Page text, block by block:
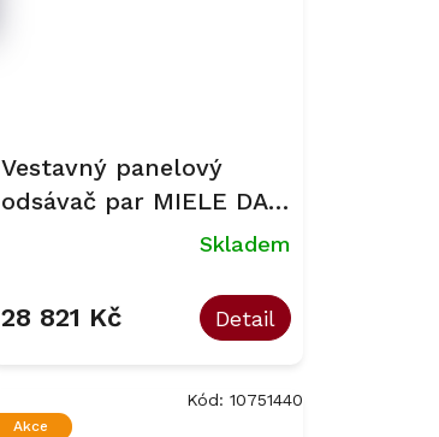
Vestavný panelový
odsávač par MIELE DAS
Skladem
28 821 Kč Detail
Akce
Kód: 10751440